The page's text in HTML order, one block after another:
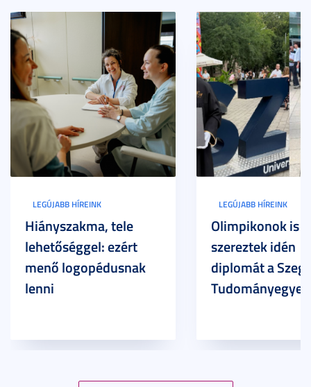
LEGÚJABB HÍREINK
Hiányszakma, tele
lehetőséggel: ezért
menő logopédusnak
lenni
LEGÚJABB HÍREINK
Olimpikonok is
szereztek idén
diplomát a